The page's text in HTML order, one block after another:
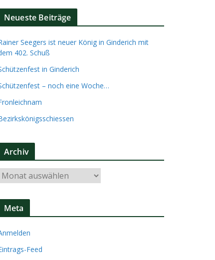
Neueste Beiträge
Seegers ist neuer König in Ginderich mit
402. Schuß
in Ginderich
– noch eine Woche…
Archiv
Meta
Feed